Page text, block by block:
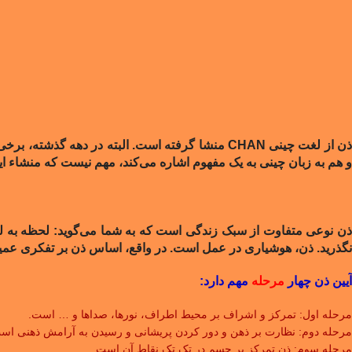
ذن از لغت چینی CHAN منشا گرفته است. البته در دهه گذشته، برخی مدعی شدند که
و هم به زبان چینی به یک مفهوم اشاره می‌کند، مهم نیست که منشاء
ذن نوعی متفاوت از سبک زندگی است که به شما می‌گوید: لحظه به
نگذرید. ذن، هوشیاری در عمل است. در واقع، اساس ذن بر تفکری
آیین ذن چهار مرحله مهم دارد:
مرحله اول: تمرکز و اشراف بر محیط اطراف، نورها، صداها و … است.
مرحله دوم: نظارت بر ذهن و دور کردن پریشانی و رسیدن به آرامش ذهنی
مرحله سوم: ذن تمرکز بر جسم در تک تک نقاط آن است.